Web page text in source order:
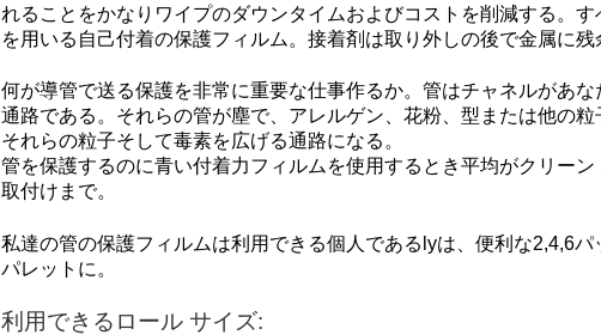
れることをかなりワイプのダウンタイムおよびコストを削減する。
を用いる自己付着の保護フィルム。接着剤は取り外しの後で金属に残
何が導管で送る保護を非常に重要な仕事作るか。管はチャネルがあ
通路である。それらの管が塵で、アレルゲン、花粉、型または他の
それらの粒子そして毒素を広げる通路になる。
管を保護するのに青い付着力フィルムを使用するとき平均がクリー
取付けまで。
私達の管の保護フィルムは利用できる個人である lyは、便利な2,4,6パ
パレットに。
利用できるロール サイズ: